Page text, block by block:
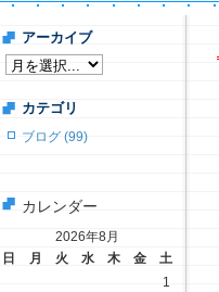
アーカイブ
カテゴリ
ブログ (99)
カレンダー
2026年8月
日
月 火 水 木 金 土
1